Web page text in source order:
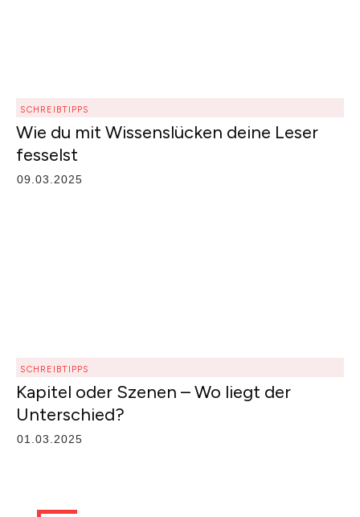
SCHREIBTIPPS
Wie du mit Wissenslücken deine Leser
fesselst
09.03.2025
SCHREIBTIPPS
Kapitel oder Szenen – Wo liegt der
Unterschied?
01.03.2025